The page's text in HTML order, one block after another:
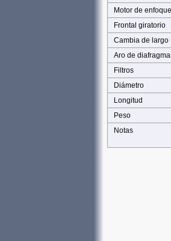
Motor de enfoque
Frontal giratorio
Cambia de largo
Aro de
Filtros
Diámetro
Longitud
Peso
Notas